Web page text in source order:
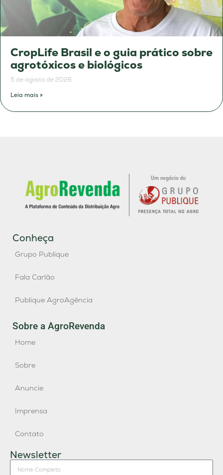
CropLife Brasil e o guia prático sobre
agrotóxicos e biológicos
5 de agosto de 2026
Leia mais »
Conheça
Grupo Publique
Fala Carlão
Publique AgroAgência
Sobre a AgroRevenda
Home
Sobre
Anuncie
Imprensa
Contato
Newsletter